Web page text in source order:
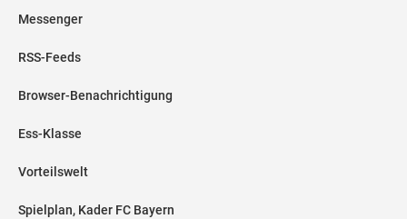
Messenger
RSS-Feeds
Browser-Benachrichtigung
Ess-Klasse
Vorteilswelt
Spielplan, Kader FC Bayern